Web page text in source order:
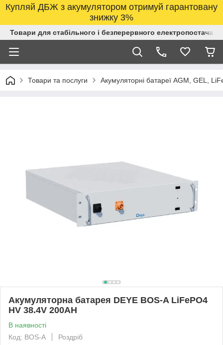
Купляй ДБЖ з акумулятором отримуй гарантовану
знижку 3%
Товари для стабільного і безперервного
Товари та послуги Акумуляторні батареї AGM, GEL,
Акумуляторна батарея DEYE BOS-A LiFePO4
HV 38.4V 200AH
В наявності
Код: BOS-A
Роздріб